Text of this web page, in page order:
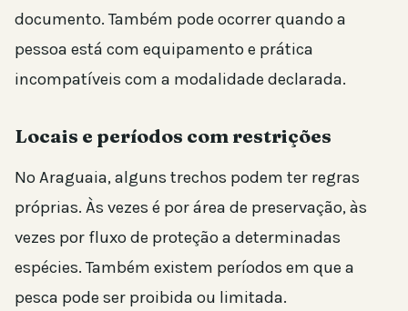
documento. Também pode ocorrer quando a
pessoa está com equipamento e prática
incompatíveis com a modalidade declarada.
Locais e períodos com restrições
No Araguaia, alguns trechos podem ter regras
próprias. Às vezes é por área de preservação, às
vezes por fluxo de proteção a determinadas
espécies. Também existem períodos em que a
pesca pode ser proibida ou limitada.